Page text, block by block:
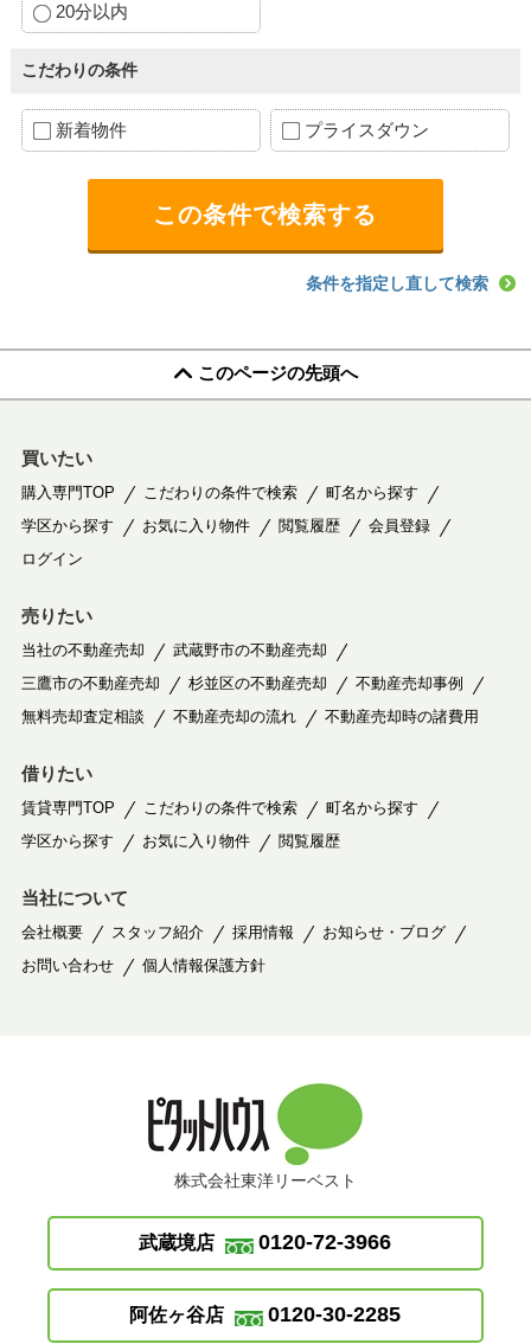
20分以内
こだわりの条件
新着物件 プライスダウン
条件を指定し直して検索
このページの先頭へ
買いたい
購入専門TOP こだわりの条件で検索
町名から探す
学区から探す
お気に入り物件 閲覧履歴
会員登録
ログイン
売りたい
当社の不動産売却
武蔵野市の不動産売却
三鷹市の不動産売却
杉並区の不動産売却
不動産売却事例
無料売却査定相談
不動産売却の流れ 不動産売却時の諸費用
借りたい
賃貸専門TOP こだわりの条件で検索
町名から探す
学区から探す
お気に入り物件 閲覧履歴
当社について
会社概要 スタッフ紹介 採用情報
お知らせ・ブログ
お問い合わせ
個人情報保護方針
株式会社東洋リーベスト
武蔵境店 0120-72-3966
阿佐ヶ谷店 0120-30-2285